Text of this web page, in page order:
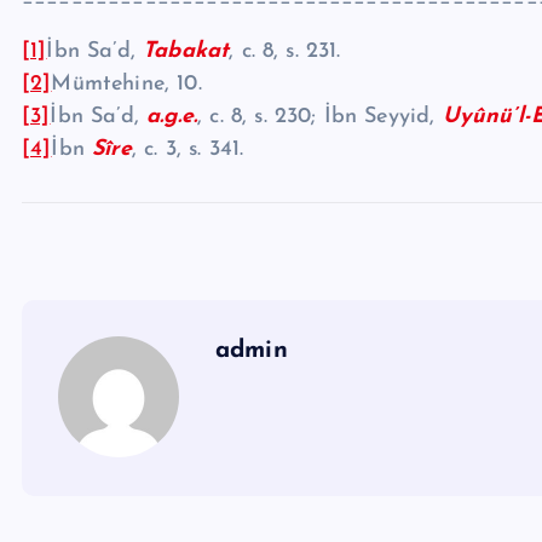
[1] İbn Sa’d, Tabakat, c. 8, s. 231.
[2] Mümtehine, 10.
[3] İbn Sa’d, a.g.e., c. 8, s. 230; İbn Seyyid, Uyûnü’l-
[4] İbn Sîre, c. 3, s. 341.
admin